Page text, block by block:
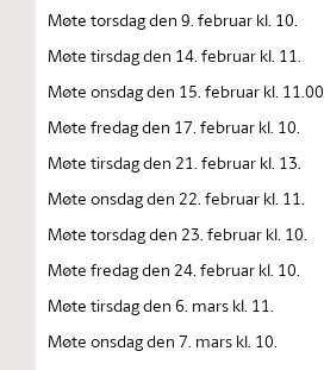
Møte torsdag den 9. februar kl. 10.
Møte tirsdag den 14. februar kl. 11.
Møte onsdag den 15. februar kl. 11.00
Møte fredag den 17. februar kl. 10.
Møte tirsdag den 21. februar kl. 13.
Møte onsdag den 22. februar kl. 11.
Møte torsdag den 23. februar kl. 10.
Møte fredag den 24. februar kl. 10.
Møte tirsdag den 6. mars kl. 11.
Møte onsdag den 7. mars kl. 10.